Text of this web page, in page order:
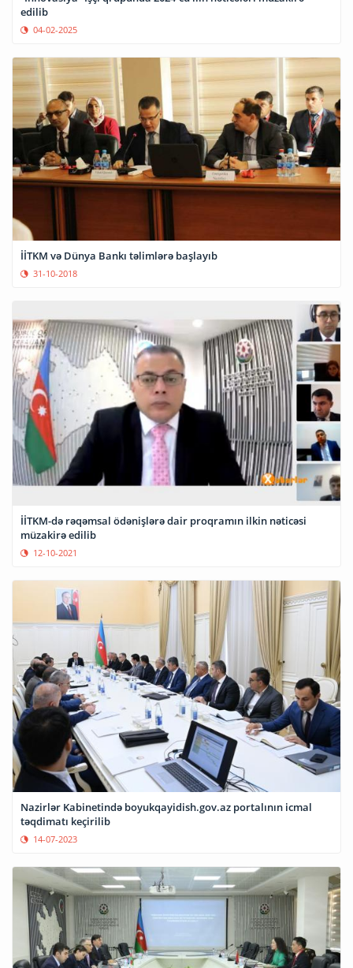
edilib
04-02-2025
İİTKM və Dünya Bankı təlimlərə başlayıb
31-10-2018
İİTKM-də rəqəmsal ödənişlərə dair proqramın ilkin nəticəsi
müzakirə edilib
12-10-2021
Nazirlər Kabinetində boyukqayidish.gov.az portalının icmal
təqdimatı keçirilib
14-07-2023